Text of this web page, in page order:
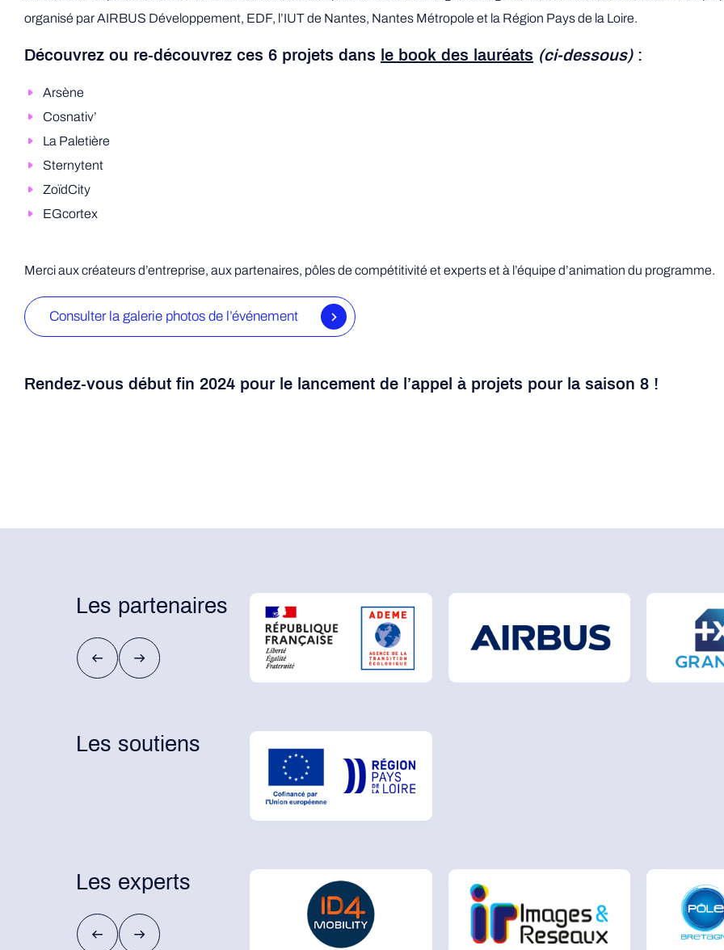
organisé par AIRBUS Développement, EDF, l’IUT de Nantes, Nantes Métropole et la Région Pays de la Loire.
Découvrez ou re-découvrez ces 6 projets dans le book des lauréats (ci-dessous):
Arsène
Cosnativ’
La Paletière
Sternytent
ZoïdCity
EGcortex
Merci aux créateurs d’entreprise, aux partenaires, pôles de compétitivité et experts et à l’équipe d’animation du programme.
Consulter la galerie photos de l’événement
Rendez-vous début fin 2024 pour le lancement de l’appel à projets pour la saison 8 !
Les partenaires
Les soutiens
Les experts